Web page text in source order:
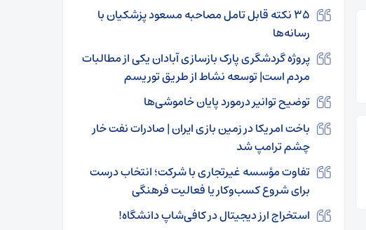
۳۵ نکته قابل تامل مصاحبه مسعود پزشکیان با
رسانه‌ها
پروژه گردشگری پارک بازسازی آبادان یکی از مطالبات
مردم است| توسعه نشاط از طریق توریسم
توضیح توانیر درمورد پایان خاموشی‌ها
باخت امریکا در زمین بازی ایران | صادرات نفت خار
چشم ترامپ شد
تفاوت مؤسسه غیرتجاری با شرکت؛ انتخاب درست
برای شروع کسب‌وکار یا فعالیت فرهنگی
استخراج ارز دیجیتال در کافی‌شاپ دانشگاه!